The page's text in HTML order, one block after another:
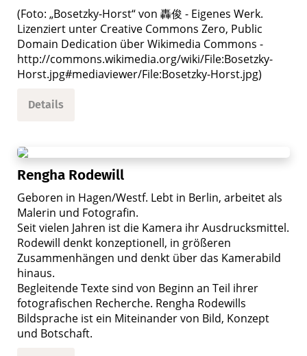
(Foto: „Bosetzky-Horst“ von 轟俊 - Eigenes Werk.
Lizenziert unter Creative Commons Zero, Public
Domain Dedication über Wikimedia Commons -
http://commons.wikimedia.org/wiki/File:Bosetzky-
Horst.jpg#mediaviewer/File:Bosetzky-Horst.jpg)
Details
Rengha Rodewill
Geboren in Hagen/Westf. Lebt in Berlin, arbeitet als
Malerin und Fotografin.
Seit vielen Jahren ist die Kamera ihr Ausdrucksmittel.
Rodewill denkt konzeptionell, in größeren
Zusammenhängen und denkt über das Kamerabild
hinaus.
Begleitende Texte sind von Beginn an Teil ihrer
fotografischen Recherche. Rengha Rodewills
Bildsprache ist ein Miteinander von Bild, Konzept
und Botschaft.